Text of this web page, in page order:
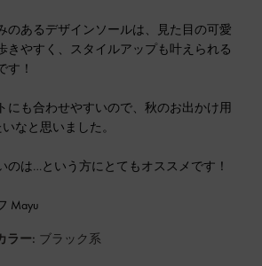
のあるデザインソールは、見た目の可愛
きやすく、スタイルアップも叶えられる
す！
にも合わせやすいので、秋のお出かけ用
なと思いました。
のは…という方にとてもオススメです！
Mayu
ラー: ブラック系